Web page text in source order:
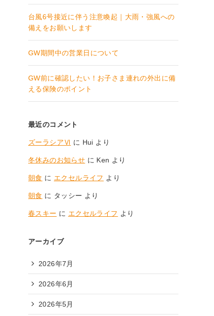
台風6号接近に伴う注意喚起｜大雨・強風への
備えをお願いします
GW期間中の営業日について
GW前に確認したい！お子さま連れの外出に備
える保険のポイント
最近のコメント
ズーラシアⅥ に Hui より
冬休みのお知らせ に Ken より
朝食 に エクセルライフ より
朝食 に タッシー より
春スキー に エクセルライフ より
アーカイブ
2026年7月
2026年6月
2026年5月